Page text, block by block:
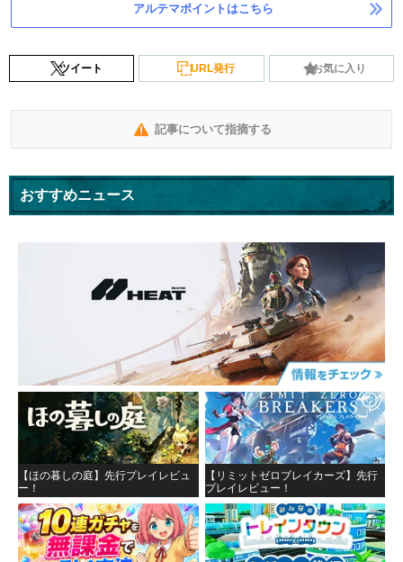
アルテマポイントはこちら
ツイート URL発行 お気に入り
記事について指摘する
おすすめニュース
【ほの暮しの庭】先行プレイレビュ
ー！
【リミットゼロブレイカーズ】先行
プレイレビュー！